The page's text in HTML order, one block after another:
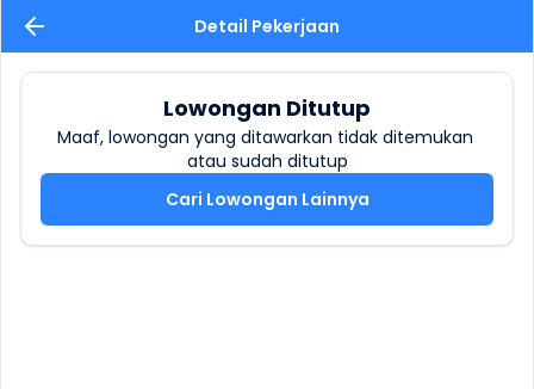
Detail Pekerjaan
Lowongan Ditutup
Maaf, lowongan yang ditawarkan tidak ditemukan
atau sudah ditutup
Cari Lowongan Lainnya